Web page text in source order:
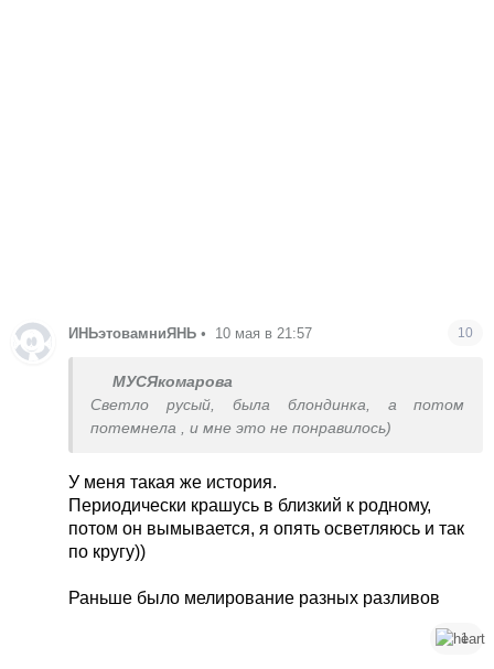
ИНЬэтовамниЯНЬ • 10 мая в 21:57 10
МУСЯкомарова
Светло русый, была блондинка, а потом
потемнела , и мне это не понравилось)
У меня такая же история.
Периодически крашусь в близкий к родному,
потом он вымывается, я опять осветляюсь и так
по кругу))
Раньше было мелирование разных разливов
1